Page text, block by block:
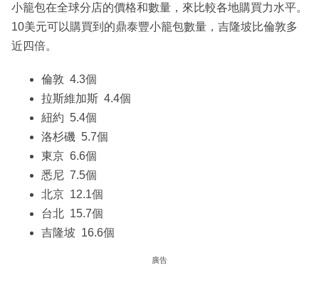
小籠包在全球分店的價格和數量，來比較各地購買力水平。
10美元可以購買到的鼎泰豐小籠包數量，吉隆坡比倫敦多
近四倍。
倫敦 4.3個
拉斯維加斯 4.4個
紐約 5.4個
洛杉磯 5.7個
東京 6.6個
悉尼 7.5個
北京 12.1個
台北 15.7個
吉隆坡 16.6個
廣告